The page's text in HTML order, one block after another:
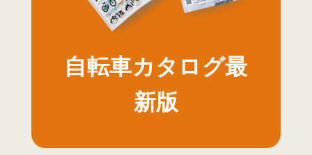
自転車カタログ最
新版